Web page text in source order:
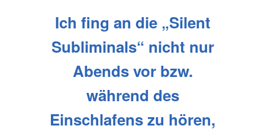
Ich fing an die „Silent
Subliminals“ nicht nur
Abends vor bzw.
während des
Einschlafens zu hören,